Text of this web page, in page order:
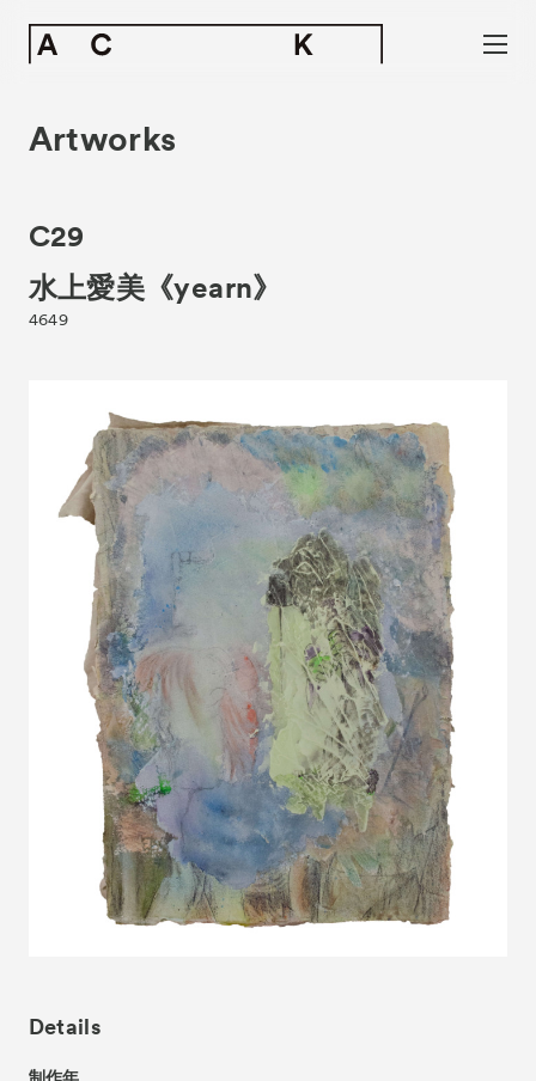
News お知らせ
Exhibitors 出展ギャラリー一覧
- Gallery Collaborations
- Kyoto Meetings
Artworks 作品一覧
ACK Curates
- Satellite Program “Flowers of Time”
- Public Program
Talks トークイベント
Special Programs
Artworks
C29
水上愛美《yearn》
4649
Details